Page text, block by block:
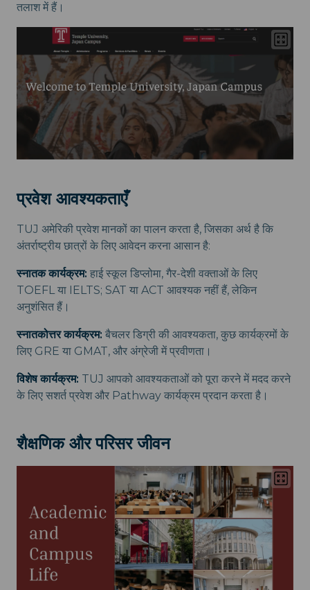
तलाश में हैं।
प्रवेश आवश्यकताएँ
TUJ अमेरिकी प्रवेश मानकों का पालन करता है, जिसका अर्थ है कि
अंतर्राष्ट्रीय छात्रों के लिए आवेदन करना आसान है:
स्नातक कार्यक्रम: हाई स्कूल डिप्लोमा, गैर-देशी वक्ताओं के लिए
TOEFL या IELTS; SAT या ACT आवश्यक नहीं हैं, लेकिन
अनुशंसित हैं।
स्नातकोत्तर कार्यक्रम: बैचलर डिग्री की आवश्यकता, कुछ कार्यक्रमों के
लिए GRE या GMAT, और अंग्रेजी में प्रवीणता।
विशेष कार्यक्रम: TUJ आपको आवश्यकताओं को पूरा करने में मदद करने
के लिए सशर्त प्रवेश और Pathway कार्यक्रम प्रदान करता है।
शैक्षणिक और परिसर जीवन